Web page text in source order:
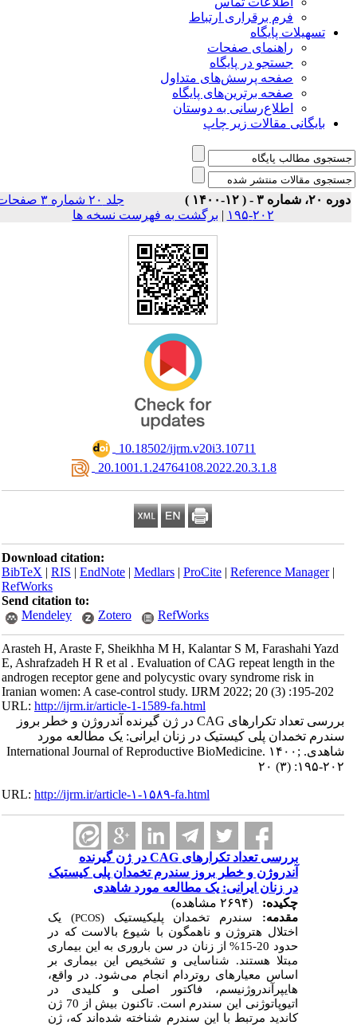
فرم برقراری ارتباط
تسهیلات پایگاه
راهنمای صفحات
جستجو در پایگاه
صفحه پرسش‌های متداول
صفحه برترین‌های پایگاه
اطلاع‌رسانی به دوستان
بایگانی مقالات زیر چاپ
۲۰، شماره ۳ - ( ۱۲-۱۴۰۰ )
جلد ۲۰ شماره ۳ صفحات
۲۰۲-۱۹۵
| برگشت به فهرست نسخه ها
‎ 10.18502/ijrm.v20i3.10711
‎ 20.1001.1.24764108.2022.20.3.1.8
Download citation:
BibTeX|RIS|EndNote|Medlars|ProCite|Reference Manager
RefWorks
Send citation to:
Mendeley
Zotero RefWorks
Arasteh H, Araste F, Sheikhha M H, Kalantar S M, Farashahi Yazd
E, Ashrafzadeh H R et al . Evaluation of CAG repeat length in the
androgen receptor gene and polycystic ovary syndrome risk in
Iranian women: A case-control study. IJRM 2022; 20 (3) :195-202
URL:http://ijrm.ir/article-1-1589-fa.html
بررسی تعداد تکرارهای CAG در ژن گیرنده آندروژن و خطر بروز
سندرم تخمدان پلی کیستیک در زنان ایرانی: یک مطالعه مورد
شاهدی. International Journal of Reproductive BioMedicine. ۱۴۰۰;
۲۰ (۳) :۱۹۵-۲۰۲
URL:http://ijrm.ir/article-۱-۱۵۸۹-fa.html
بررسی تعداد تکرارهای CAG در ژن گیرنده
آندروژن و خطر بروز سندرم تخمدان پلی کیستیک
در زنان ایرانی: یک مطالعه مورد شاهدی
چکیده:
مقدمه: سندرم تخمدان پلی­کیستیک ( PCOS) یک
اختلال هتروژن و ناهمگون با شیوع بالاست که در
حدود 20-15% از زنان در سن باروری به این بیماری
مبتلا هستند. شناسایی و تشخیص این بیماری بر
اساس معیارهای روتردام انجام میشود. در واقع،
هایپرآندروژنیسم، فاکتور اصلی و کلیدی در
اتیوپاتوژنی این سندرم است. تاکنون بیش از 70 ژن
کاندید مرتبط با این سندرم شناخته شده‌اند که، ژن